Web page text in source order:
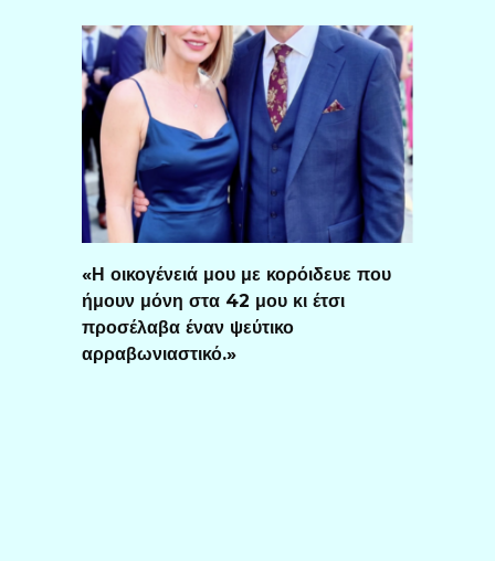
«Η οικογένειά μου με κορόιδευε που
ήμουν μόνη στα 42 μου κι έτσι
προσέλαβα έναν ψεύτικο
αρραβωνιαστικό.»